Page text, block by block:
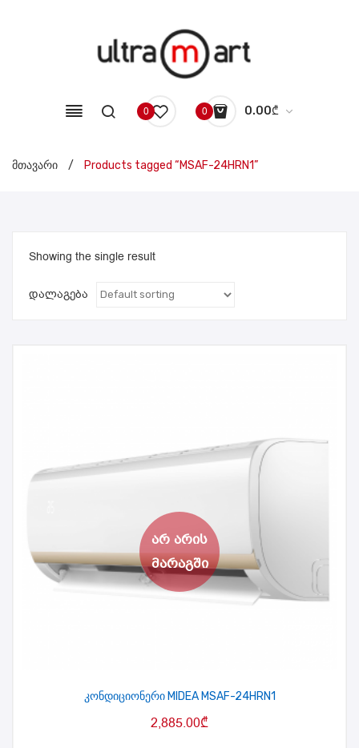
0 0 0.00₾
No products in the cart.
მთავარი / Products tagged “MSAF-24HRN1”
Showing the single result
დალაგება
კონდიციონერი MIDEA MSAF-24HRN1
2,885.00₾